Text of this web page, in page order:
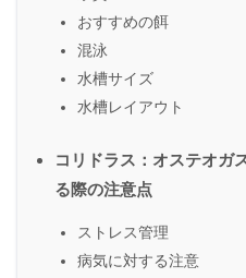
おすすめの餌
混泳
水槽サイズ
水槽レイアウト
コリドラス：オステオガ
る際の注意点
ストレス管理
病気に対する注意